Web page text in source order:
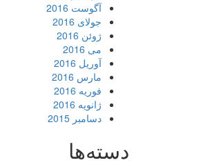
آگوست 2016
جولای 2016
ژوئن 2016
می 2016
آوریل 2016
مارس 2016
فوریه 2016
ژانویه 2016
دسامبر 2015
دسته‌ها